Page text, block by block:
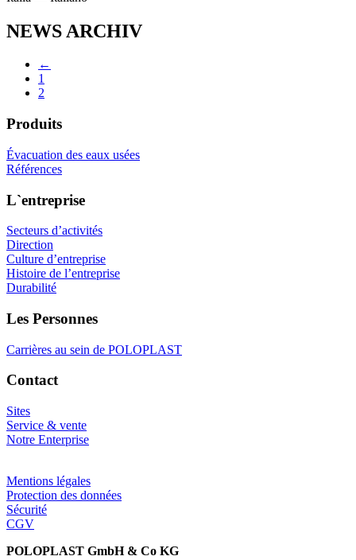
NEWS ARCHIV
←
1
2
Produits
Évacuation des eaux usées
Références
L`entreprise
Secteurs d’activités
Direction
Culture d’entreprise
Histoire de l’entreprise
Durabilité
Les Personnes
Carrières au sein de POLOPLAST
Contact
Sites
Service & vente
Notre Enterprise
Mentions légales
Protection des données
Sécurité
CGV
POLOPLAST GmbH & Co KG